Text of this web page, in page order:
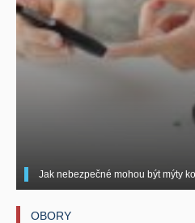
Jak nebezpečné mohou být mýty
OBORY